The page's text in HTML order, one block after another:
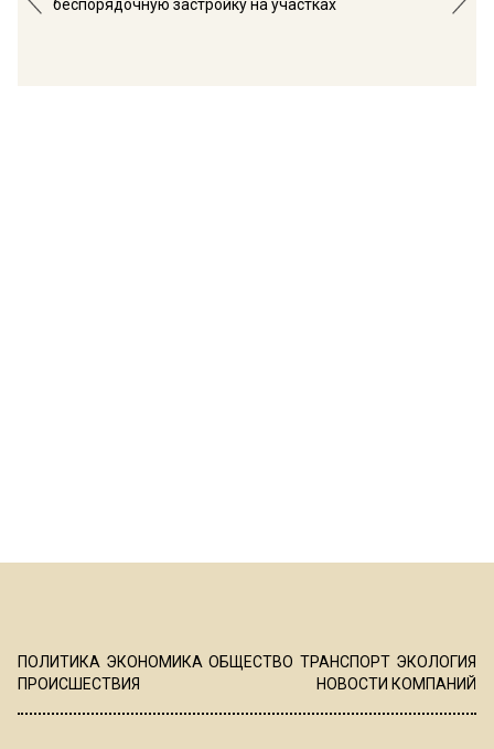
беспорядочную застройку на участках
ПОЛИТИКА ЭКОНОМИКА ОБЩЕСТВО ТРАНСПОРТ ЭКОЛОГИЯ
ПРОИСШЕСТВИЯ
НОВОСТИ КОМПАНИЙ